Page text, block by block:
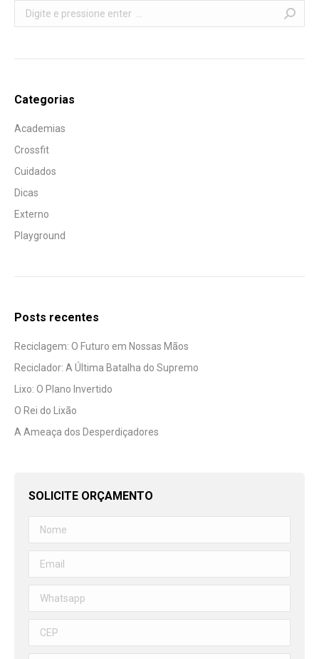
Search:
Categorias
Academias
Crossfit
Cuidados
Dicas
Externo
Playground
Posts recentes
Reciclagem: O Futuro em Nossas Mãos
Reciclador: A Última Batalha do Supremo
Lixo: O Plano Invertido
O Rei do Lixão
A Ameaça dos Desperdiçadores
SOLICITE ORÇAMENTO